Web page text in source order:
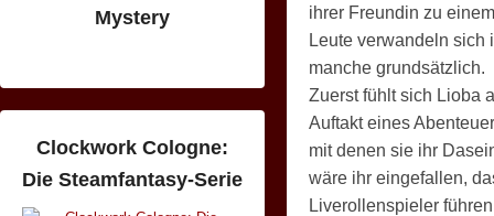
ihrer Freundin zu
Leute verwandeln sich
manche grundsätzlich.
Zuerst fühlt sich Lioba
Auftakt eines
mit denen sie ihr
wäre ihr eingefallen,
Liverollenspieler
Mystery
Clockwork Cologne:
Die Steamfantasy-Serie